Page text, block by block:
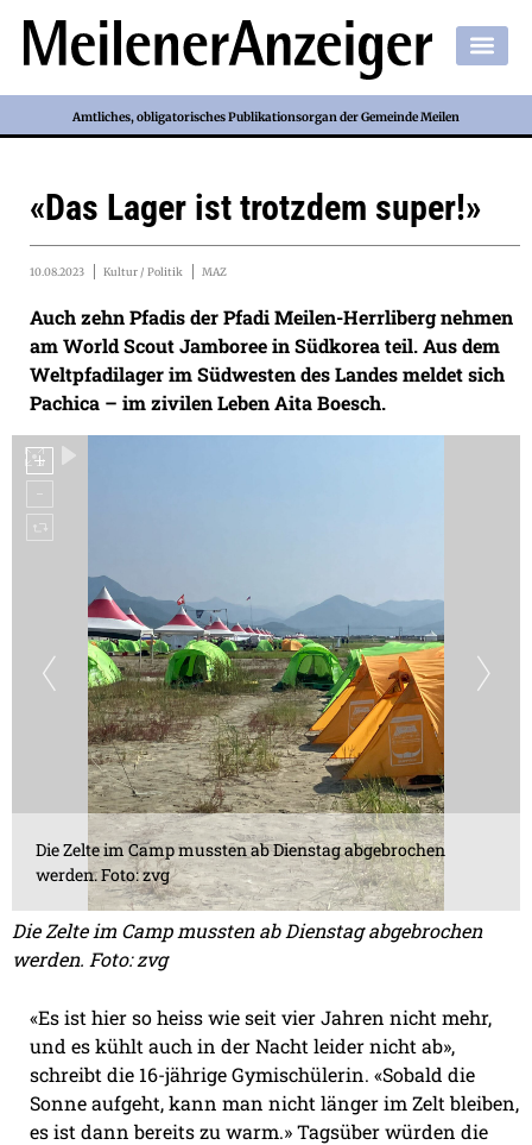
Amtliches, obligatorisches Publikationsorgan der Gemeinde Meilen
«Das Lager ist trotzdem super!»
10.08.2023 Kultur / Politik MAZ
Auch zehn Pfadis der Pfadi Meilen-Herrliberg nehmen
am World Scout Jamboree in Südkorea teil. Aus dem
Weltpfadilager im Südwesten des Landes meldet sich
Pachica – im zivilen Leben Aita Boesch.
Die Zelte im Camp mussten ab Dienstag abgebrochen
werden. Foto: zvg
Die Zelte im Camp mussten ab Dienstag abgebrochen
werden. Foto: zvg
«Es ist hier so heiss wie seit vier Jahren nicht mehr,
und es kühlt auch in der Nacht leider nicht ab»,
schreibt die 16-jährige Gymischülerin. «Sobald die
Sonne aufgeht, kann man nicht länger im Zelt bleiben,
es ist dann bereits zu warm.» Tagsüber würden die